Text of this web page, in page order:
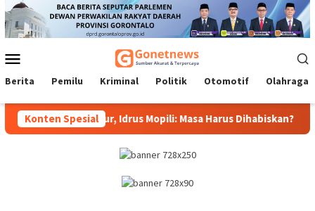
Loncat
ke
konten
Mobile
Berita Pemilu Kriminal Politik Otomotif Olahraga
Konten Spesial
Dinas Gubernur, Idrus Mopili: Masa Harus Dihabiskan?